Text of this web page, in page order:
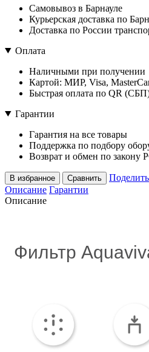
Самовывоз в Барнауле
Курьерская доставка по
Доставка по России
Оплата
Наличными при получении
Картой: МИР, Visa,
Быстрая оплата по QR
Гарантии
Гарантия на все товары
Поддержка по подбору
Возврат и обмен по закону
В избранное Сравнить
Описание Гарантии
Описание
Фильтр